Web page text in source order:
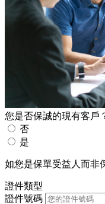
您是否保誠的現有客戶
否
是
如您是保單受益人而非
證件類型
證件號碼